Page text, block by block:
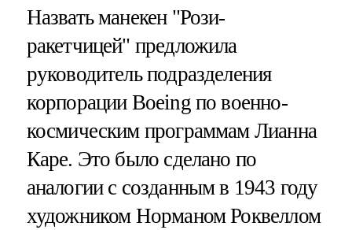
Назвать манекен "Рози-
ракетчицей" предложила
руководитель подразделения
корпорации Boeing по военно-
космическим программам Лианна
Каре. Это было сделано по
аналогии с созданным в 1943 году
художником Норманом Роквеллом